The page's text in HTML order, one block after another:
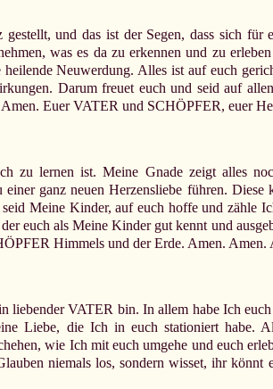
und das ist der Segen, dass sich
was es da zu erkennen und zu
heilende Neuwerdung. Alles ist auf euch
Darum freuet euch und seid auf
Euer VATER und SCHÖPFER, euer
zu lernen ist. Meine Gnade zeigt alles
ganz neuen Herzensliebe führen.
Meine Kinder, auf euch hoffe und zähle
euch als Meine Kinder gut kennt und
Himmels und der Erde. Amen. Amen.
VATER bin. In allem habe Ich
Liebe, die Ich in euch stationiert
wie Ich mit euch umgehe und euch
niemals los, sondern wisset, ihr